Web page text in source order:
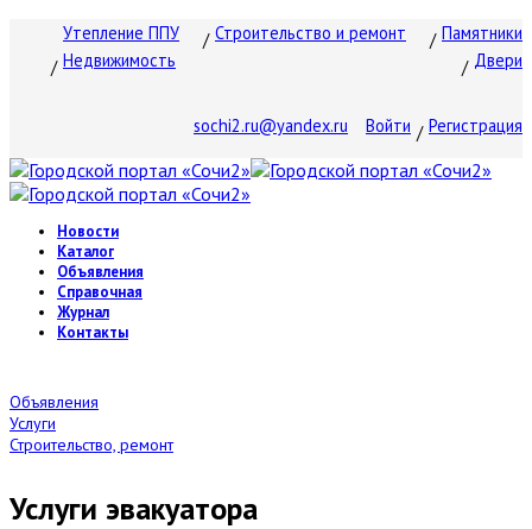
Утепление ППУ Строительство и ремонт
Памятники
Недвижимость
Двери
sochi2.ru@yandex.ru Войти Регистрация
Новости
Каталог
Объявления
Справочная
Журнал
Контакты
Объявления
Услуги
Строительство, ремонт
Услуги эвакуатора